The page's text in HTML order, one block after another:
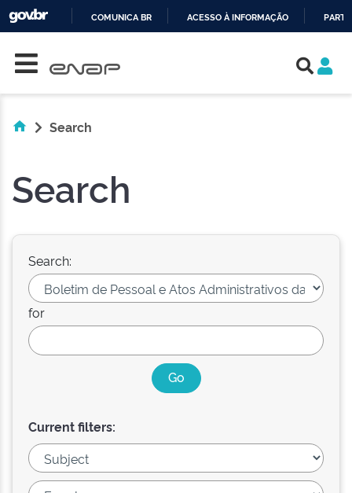
COMUNICA BR ACESSO À INFORMAÇÃO
Search
Search
Search:
for
Current filters: